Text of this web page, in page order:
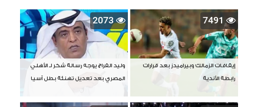
7491
إيقافات الزمالك وبيراميدز بعد قرارات
رابطة الأندية
2073
وليد الفراج يوجه رسالة شكر لـ الأهلي
المصري بعد تعديل تهنئة بطل آسيا